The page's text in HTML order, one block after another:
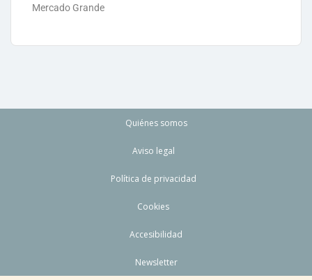
Mercado Grande
Quiénes somos
Aviso legal
Política de privacidad
Cookies
Accesibilidad
Newsletter